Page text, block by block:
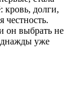
долги,
честность.
он выбрать не
уже